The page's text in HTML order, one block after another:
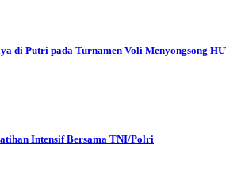
di Putri pada Turnamen Voli Menyongsong
Intensif Bersama TNI/Polri